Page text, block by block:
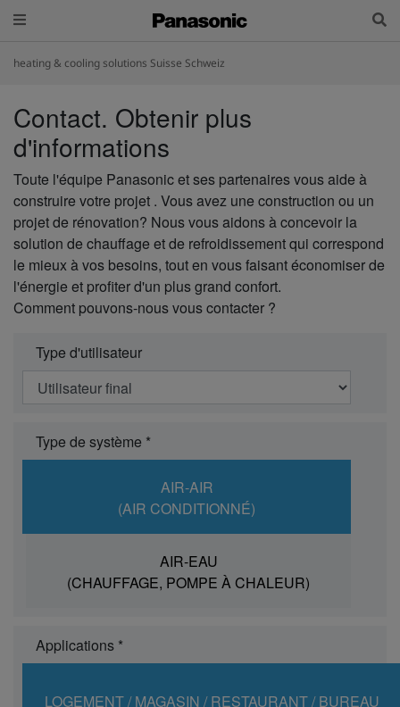
heating & cooling solutions Suisse Schweiz
Contact. Obtenir plus
d'informations
Toute l'équipe Panasonic et ses partenaires vous aide à
construire votre projet . Vous avez une construction ou un
projet de rénovation? Nous vous aidons à concevoir la
solution de chauffage et de refroidissement qui correspond
le mieux à vos besoins, tout en vous faisant économiser de
l'énergie et profiter d'un plus grand confort.
Comment pouvons-nous vous contacter ?
Type d'utilisateur
Type de système *
AIR-AIR
(AIR CONDITIONNÉ)
AIR-EAU
(CHAUFFAGE, POMPE À CHALEUR)
Applications *
LOGEMENT / MAGASIN / RESTAURANT / BUREAU